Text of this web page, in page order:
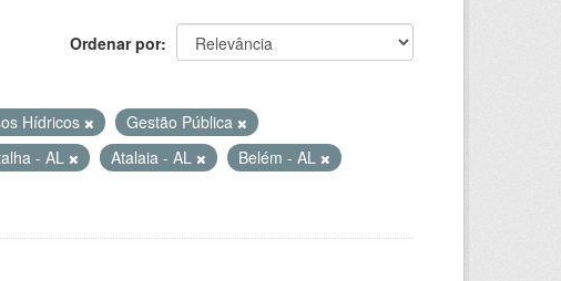
Ordenar por
Hídricos
Gestão Pública
- AL Atalaia - AL
Belém - AL